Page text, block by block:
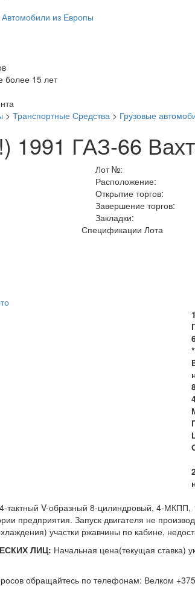
Автомобили из Европы
более 15 лет
> Транспортные Средства > Грузовые
1991 ГАЗ-66
Лот №:
Расположение:
Открытие торгов:
Завершение торгов:
Закладки:
Спецификации Лота
тактный V-образный 8-цилиндровый, 4-
предприятия. Запуск двигателя не
участки ржавчины по кабине,
ЛИЦ: Начальная цена(текущая ставка)
обращайтесь по телефонам: Велком